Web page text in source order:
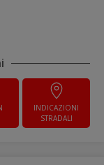
INDICAZIONI
STRADALI